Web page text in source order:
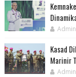
Kasad
Marinir